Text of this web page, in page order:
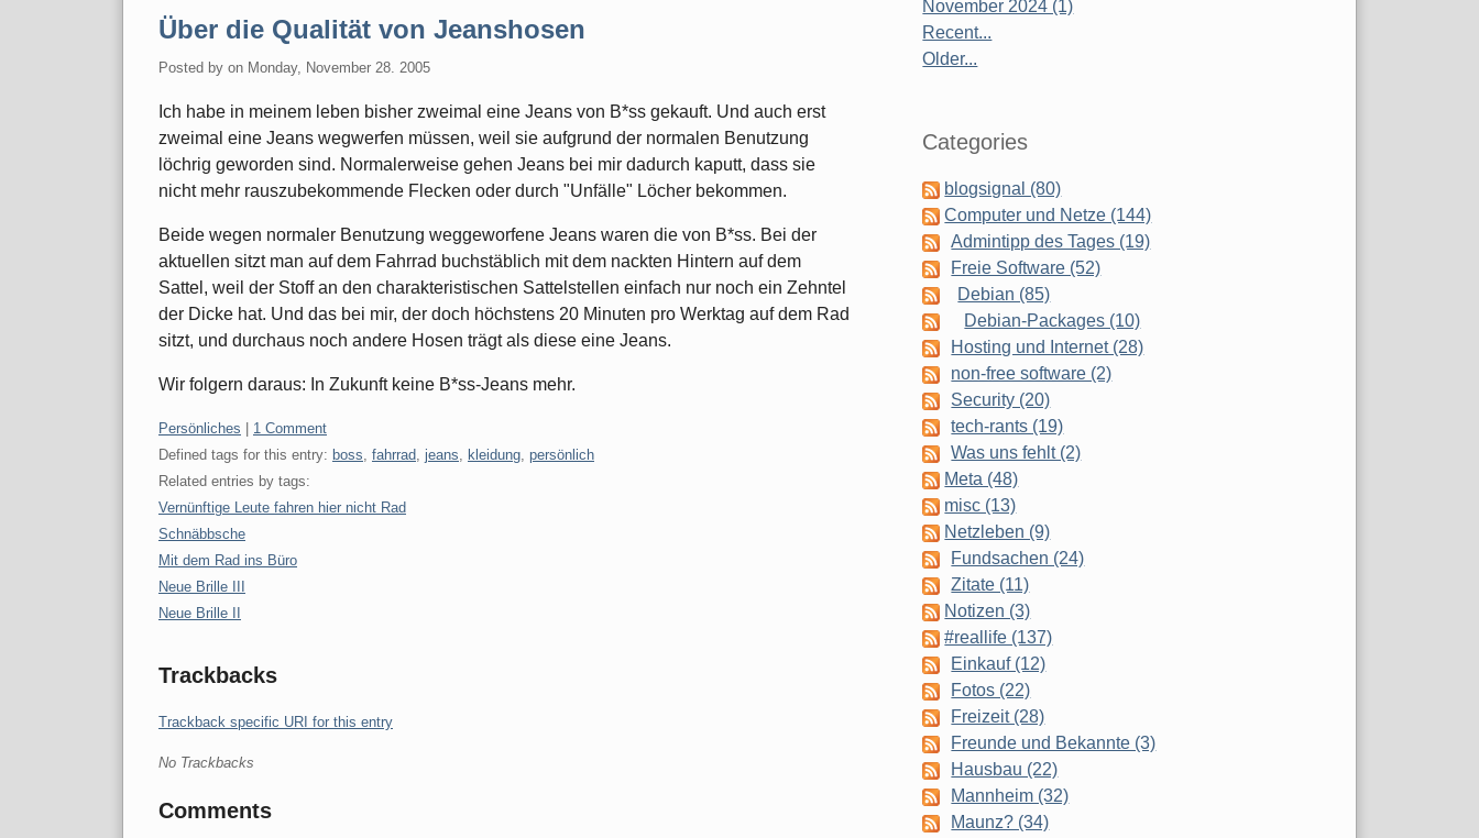
Über die Qualität von Jeanshosen
Posted by on Monday, November 28. 2005
Ich habe in meinem leben bisher zweimal eine Jeans von B*ss gekauft. Und auch erst
zweimal eine Jeans wegwerfen müssen, weil sie aufgrund der normalen Benutzung
löchrig geworden sind. Normalerweise gehen Jeans bei mir dadurch kaputt, dass sie
nicht mehr rauszubekommende Flecken oder durch "Unfälle" Löcher bekommen.
Beide wegen normaler Benutzung weggeworfene Jeans waren die von B*ss. Bei der
aktuellen sitzt man auf dem Fahrrad buchstäblich mit dem nackten Hintern auf dem
Sattel, weil der Stoff an den charakteristischen Sattelstellen einfach nur noch ein Zehntel
der Dicke hat. Und das bei mir, der doch höchstens 20 Minuten pro Werktag auf dem Rad
sitzt, und durchaus noch andere Hosen trägt als diese eine Jeans.
Wir folgern daraus: In Zukunft keine B*ss-Jeans mehr.
Categories:
Persönliches
1 Comment
Defined tags for this entry: boss, fahrrad, jeans, kleidung, persönlich
Related entries by tags:
Vernünftige Leute fahren hier nicht Rad
Schnäbbsche
Mit dem Rad ins Büro
Neue Brille III
Neue Brille II
Trackbacks
Trackback specific URI for this entry
No Trackbacks
Comments
November 2024 (1)
Recent...
Older...
Categories
blogsignal (80)
Computer und Netze (144)
Admintipp des Tages (19)
Freie Software (52)
Debian (85)
Debian-Packages (10)
Hosting und Internet (28)
non-free software (2)
Security (20)
tech-rants (19)
Was uns fehlt (2)
Meta (48)
misc (13)
Netzleben (9)
Fundsachen (24)
Zitate (11)
Notizen (3)
#reallife (137)
Einkauf (12)
Fotos (22)
Freizeit (28)
Freunde und Bekannte (3)
Hausbau (22)
Mannheim (32)
Maunz? (34)